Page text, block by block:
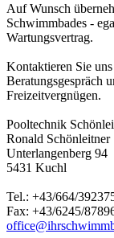
Auf Wunsch
Schwimmbades -
Wartungsvertrag.
Kontaktieren Sie
Beratungsgespräch
Freizeitvergnügen.
Pooltechnik
Ronald Schönleitner
Unterlangenberg 94
5431 Kuchl
Tel.: +43/664/
Fax: +43/6245/